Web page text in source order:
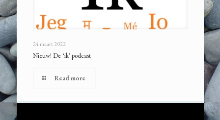
24 maart 2022
Nieuw! De ‘ik’ podcast
Read more